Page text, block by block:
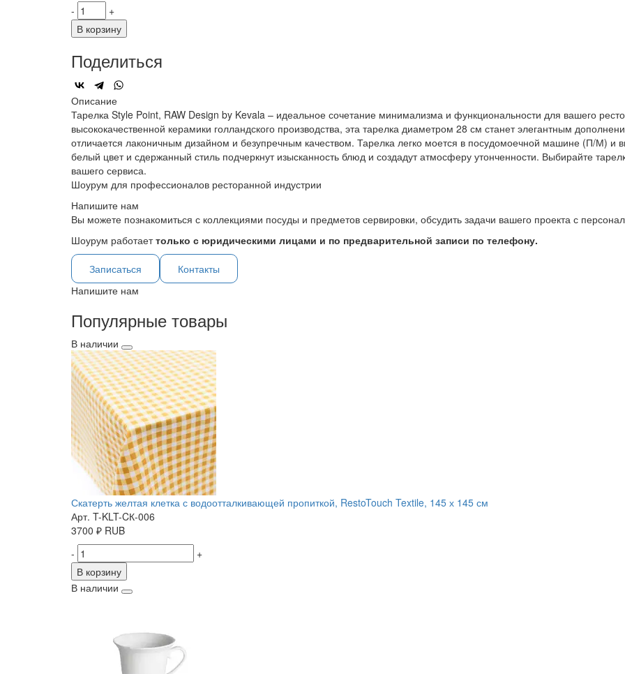
-
+
В корзину
Поделиться
Описание
Тарелка Style Point, RAW Design by Kevala – идеальное сочетание минимализма и функциональности для вашего
высококачественной керамики голландского производства, эта тарелка диаметром 28 см станет элегантным
отличается лаконичным дизайном и безупречным качеством. Тарелка легко моется в посудомоечной машине (П/М) и
белый цвет и сдержанный стиль подчеркнут изысканность блюд и создадут атмосферу утонченности. Выбирайте
вашего сервиса.
Шоурум для профессионалов ресторанной индустрии
Напишите нам
Вы можете познакомиться с коллекциями посуды и предметов сервировки, обсудить задачи вашего проекта с
Шоурум работаеттолько с юридическими лицами и по предварительной записи по телефону.
Записаться
Контакты
Напишите нам
Популярные товары
В наличии
Скатерть желтая клетка с водоотталкивающей пропиткой, RestoTouch Textile, 145 х 145 см
Арт. T-KLT-CК-006
3700 ₽ RUB
-
+
В корзину
В наличии